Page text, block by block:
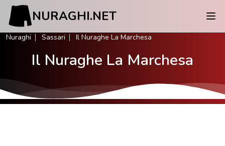
NURAGHI.NET
Nuraghi Sassari Il Nuraghe La Marchesa
Il Nuraghe La Marchesa